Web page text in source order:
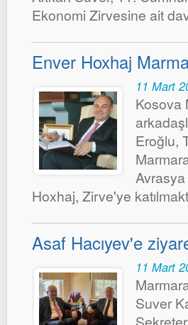
Ekonomi Zirvesine ait
Enver Hoxhaj
11 Mart
Kosova
Eroğlu,
Hoxhaj, Zirve'ye
Asaf Hacıyev'e
11 Mart
Suver